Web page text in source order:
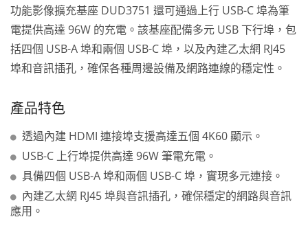
功能影像擴充基座 DUD3751 還可通過上行 USB-C 埠為筆
電提供高達 96W 的充電。該基座配備多元 USB 下行埠，包
括四個 USB-A 埠和兩個 USB-C 埠，以及內建乙太網 RJ45
埠和音訊插孔，確保各種周邊設備及網路連線的穩定性。
產品特色
透過內建 HDMI 連接埠支援高達五個 4K60 顯示。
USB-C 上行埠提供高達 96W 筆電充電。
具備四個 USB-A 埠和兩個 USB-C 埠，實現多元連接。
內建乙太網 RJ45 埠與音訊插孔，確保穩定的網路與音訊
應用。